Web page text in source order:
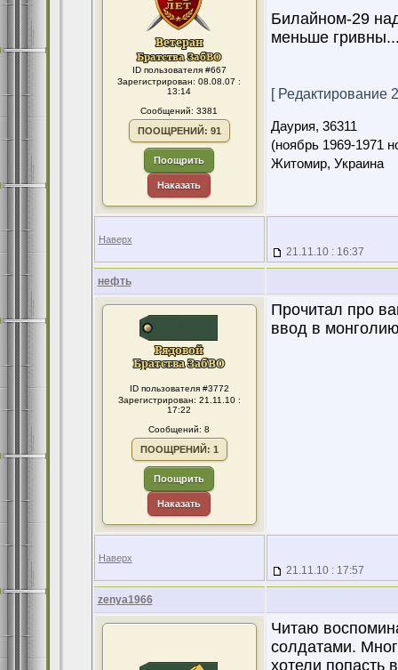
ID пользователя #667
Зарегистрирован: 08.08.07 :
13:14
Сообщений: 3381
ПООЩРЕНИЙ: 91
Поощрить
Наказать
Билайном-29
меньше
[ Редактирование
Даурия, 36311
(ноябрь 1969-1971
Житомир, Украина
Наверх
21.11.10 : 16:37
нефть
ID пользователя #3772
Зарегистрирован: 21.11.10 :
17:22
Сообщений: 8
ПООЩРЕНИЙ: 1
Поощрить
Наказать
Прочитал про
ввод в
Наверх
21.11.10 : 17:57
zenya1966
Читаю
солдатами.
хотели попасть